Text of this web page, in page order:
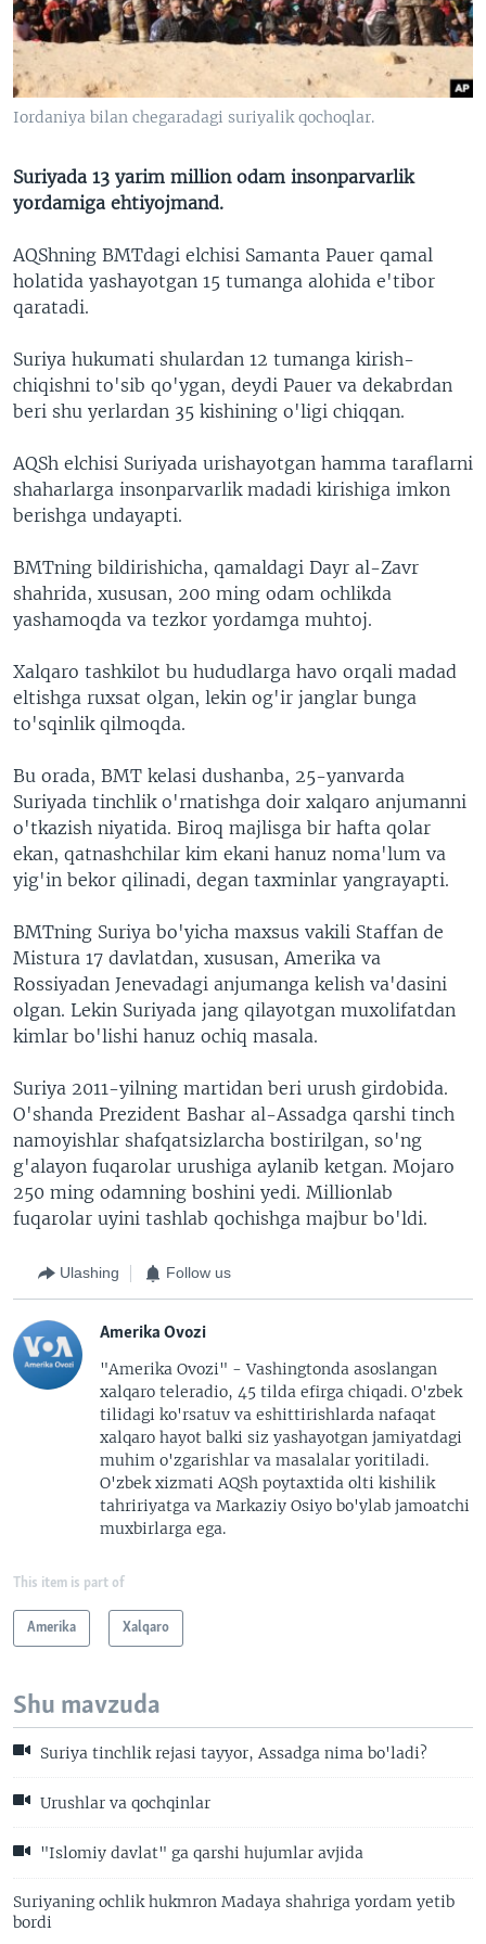
VIDEO
XABARLAR SURATLARDA
ODNOKLASSNIKI
TELEGRAM
TWITTER
Iordaniya bilan chegaradagi suriyalik qochoqlar.
Suriyada 13 yarim million odam insonparvarlik
yordamiga ehtiyojmand.
AQShning BMTdagi elchisi Samanta Pauer qamal
holatida yashayotgan 15 tumanga alohida e'tibor
qaratadi.
Suriya hukumati shulardan 12 tumanga kirish-
chiqishni to'sib qo'ygan, deydi Pauer va dekabrdan
beri shu yerlardan 35 kishining o'ligi chiqqan.
AQSh elchisi Suriyada urishayotgan hamma taraflarni
shaharlarga insonparvarlik madadi kirishiga imkon
berishga undayapti.
BMTning bildirishicha, qamaldagi Dayr al-Zavr
shahrida, xususan, 200 ming odam ochlikda
yashamoqda va tezkor yordamga muhtoj.
Xalqaro tashkilot bu hududlarga havo orqali madad
eltishga ruxsat olgan, lekin og'ir janglar bunga
to'sqinlik qilmoqda.
Bu orada, BMT kelasi dushanba, 25-yanvarda
Suriyada tinchlik o'rnatishga doir xalqaro anjumanni
o'tkazish niyatida. Biroq majlisga bir hafta qolar
ekan, qatnashchilar kim ekani hanuz noma'lum va
yig'in bekor qilinadi, degan taxminlar yangrayapti.
BMTning Suriya bo'yicha maxsus vakili Staffan de
Mistura 17 davlatdan, xususan, Amerika va
Rossiyadan Jenevadagi anjumanga kelish va'dasini
olgan. Lekin Suriyada jang qilayotgan muxolifatdan
kimlar bo'lishi hanuz ochiq masala.
Suriya 2011-yilning martidan beri urush girdobida.
O'shanda Prezident Bashar al-Assadga qarshi tinch
namoyishlar shafqatsizlarcha bostirilgan, so'ng
g'alayon fuqarolar urushiga aylanib ketgan. Mojaro
250 ming odamning boshini yedi. Millionlab
fuqarolar uyini tashlab qochishga majbur bo'ldi.
Ulashing Follow us
Amerika Ovozi
"Amerika Ovozi" - Vashingtonda asoslangan
xalqaro teleradio, 45 tilda efirga chiqadi. O'zbek
tilidagi ko'rsatuv va eshittirishlarda nafaqat
xalqaro hayot balki siz yashayotgan jamiyatdagi
muhim o'zgarishlar va masalalar yoritiladi.
O'zbek xizmati AQSh poytaxtida olti kishilik
tahririyatga va Markaziy Osiyo bo'ylab jamoatchi
muxbirlarga ega.
This item is part of
Amerika Xalqaro
Shu mavzuda
Suriya tinchlik rejasi tayyor, Assadga nima bo'ladi?
Urushlar va qochqinlar
"Islomiy davlat" ga qarshi hujumlar avjida
Suriyaning ochlik hukmron Madaya shahriga yordam yetib
bordi